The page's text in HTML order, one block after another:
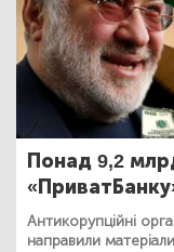
Понад 9,2
Антикорупційні
направили